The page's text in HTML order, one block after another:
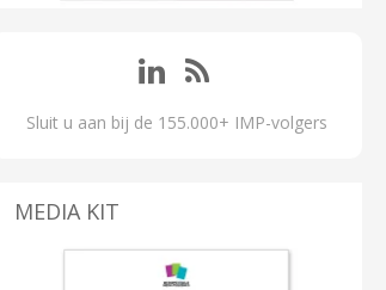
Sluit u aan bij de 155.000+ IMP-volgers
MEDIA KIT